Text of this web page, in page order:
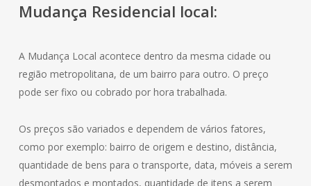
Mudança Residencial local:
A Mudança Local acontece dentro da mesma cidade ou
região metropolitana, de um bairro para outro. O preço
pode ser fixo ou cobrado por hora trabalhada.
Os preços são variados e dependem de vários fatores,
como por exemplo: bairro de origem e destino, distância,
quantidade de bens para o transporte, data, móveis a serem
desmontados e montados, quantidade de itens a serem